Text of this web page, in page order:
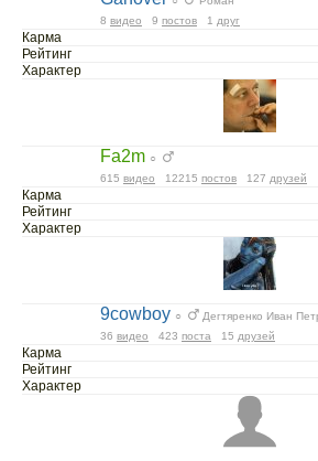
8 видео 9 постов 1 друг
Карма
Рейтинг
Характер
Fa2m ○
615 видео 12215 постов 127 друзей
Карма
Рейтинг
Характер
9cowboy ○
Дегтяренко Иван
36 видео 423 поста 15 друзей
Карма
Рейтинг
Характер